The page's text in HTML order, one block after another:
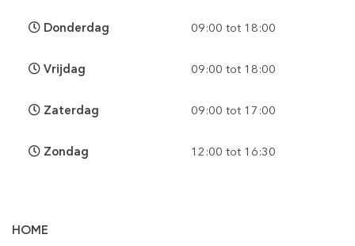
HOME
Donderdag 09:00 tot 18:00
Vrijdag 09:00 tot 18:00
Zaterdag 09:00 tot 17:00
Zondag 12:00 tot 16:30